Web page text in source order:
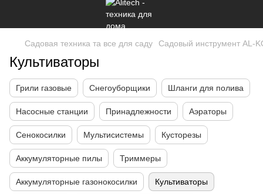
Садовая техника та все для саду Садовый инструмент AL-
Культиваторы
Грили газовые Снегоуборщики Шланги для полива
Насосные станции Принадлежности Аэраторы
Сенокосилки Мультисистемы Кусторезы
Аккумуляторные пилы Триммеры
Аккумуляторные газонокосилки Культиваторы